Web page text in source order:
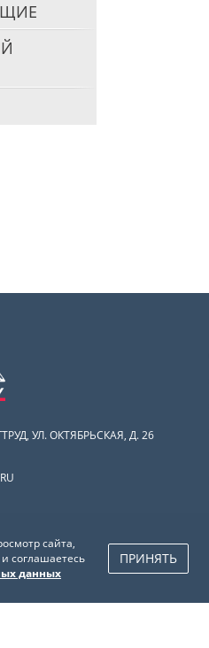
УЛ. ОКТЯБРЬСКАЯ, Д. 26
сайта,
соглашаетесь
данных
ПРИНЯТЬ